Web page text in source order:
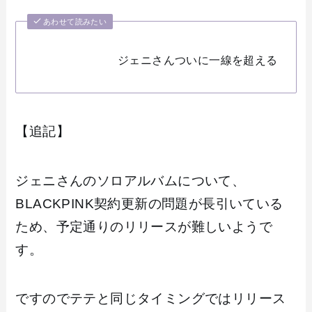
あわせて読みたい
ジェニさんついに一線を超える
【追記】
ジェニさんのソロアルバムについて、
BLACKPINK契約更新の問題が長引いている
ため、予定通りのリリースが難しいようで
す。
ですのでテテと同じタイミングではリリース